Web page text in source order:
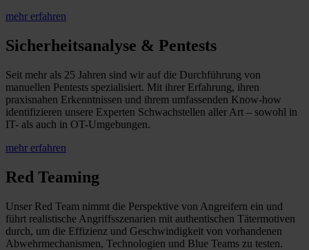
mehr erfahren
Sicherheitsanalyse & Pentests
Seit mehr als 25 Jahren sind wir auf die Durchführung von
manuellen Pentests spezialisiert. Mit ihrer Erfahrung, ihren
praxisnahen Erkenntnissen und ihrem umfassenden Know-how
identifizieren unsere Experten Schwachstellen aller Art – sowohl in
IT- als auch in OT-Umgebungen.
mehr erfahren
Red Teaming
Unser Red Team nimmt die Perspektive von Angreifern ein und
führt realistische Angriffsszenarien mit authentischen Tätermotiven
durch, um die Effizienz und Geschwindigkeit von vorhandenen
Abwehrmechanismen, Technologien und Blue Teams zu testen.